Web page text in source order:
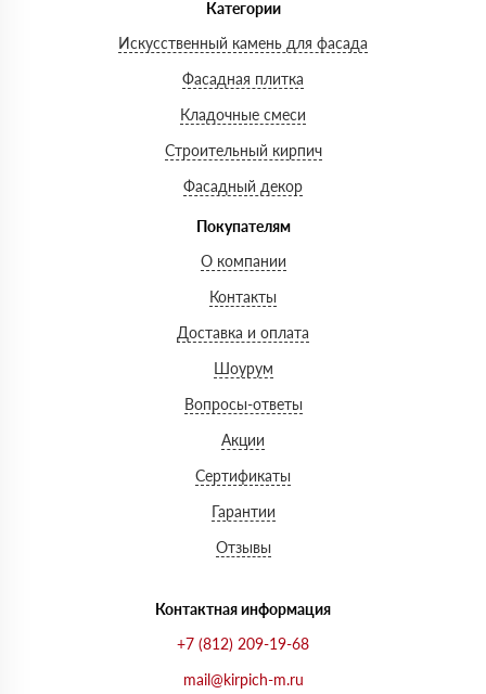
Категории
Искусственный камень для фасада
Фасадная плитка
Кладочные смеси
Строительный кирпич
Фасадный декор
Покупателям
О компании
Контакты
Доставка и оплата
Шоурум
Вопросы-ответы
Акции
Сертификаты
Гарантии
Отзывы
Контактная информация
+7 (812) 209-19-68
mail@kirpich-m.ru